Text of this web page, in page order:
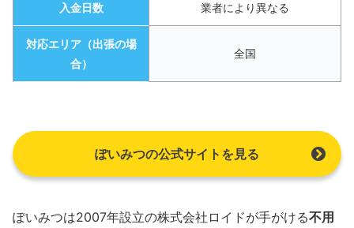
入金日数 業者により異なる
対応エリア（出張の場
合）
全国
ぽいみつの公式サイトを見る
ぽいみつは2007年設立の株式会社ロイドが手がける不用